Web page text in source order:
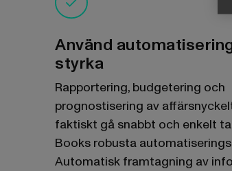
Använd
styrka
Rapportering, budgetering och
prognostisering av
faktiskt gå snabbt och enkelt
Books robusta
Automatisk framtagning av